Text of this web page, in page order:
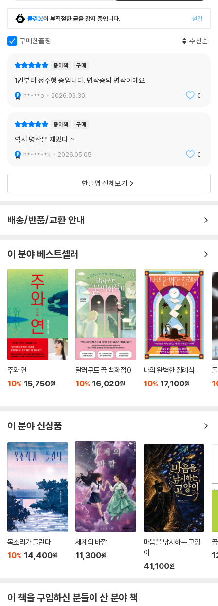
클린봇이 부적절한 글을 감지 중입니다. 설정
구매한줄평 추천순
종이책 구매
1권부터 정주행 중입니다. 명작중의 명작이에요
h****o 2026.06.30. 0
종이책 구매
역시 명작은 재밌다.~
h******k 2026.05.05. 0
한줄평 전체보기
배송/반품/교환 안내
이 분야 베스트셀러
주와 연
10% 15,750원
달러구트 꿈 백화점 0
10% 16,020원
나의 완벽한 장례식
10% 17,100원
이 분야 신상품
목소리가 들린다
10% 14,400원
세계의 바깥
11,300원
마음을 낚시하는 고양
이
41,100원
이 책을 구입하신 분들이 산 분야 책